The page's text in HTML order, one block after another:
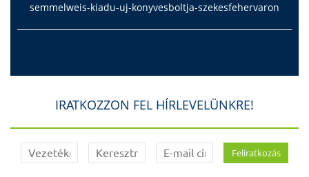
semmelweis-kiadu-uj-konyvesboltja-szekesfehervaron
IRATKOZZON FEL HÍRLEVELÜNKRE!